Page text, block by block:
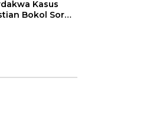
Kasus
Bokol Soroti